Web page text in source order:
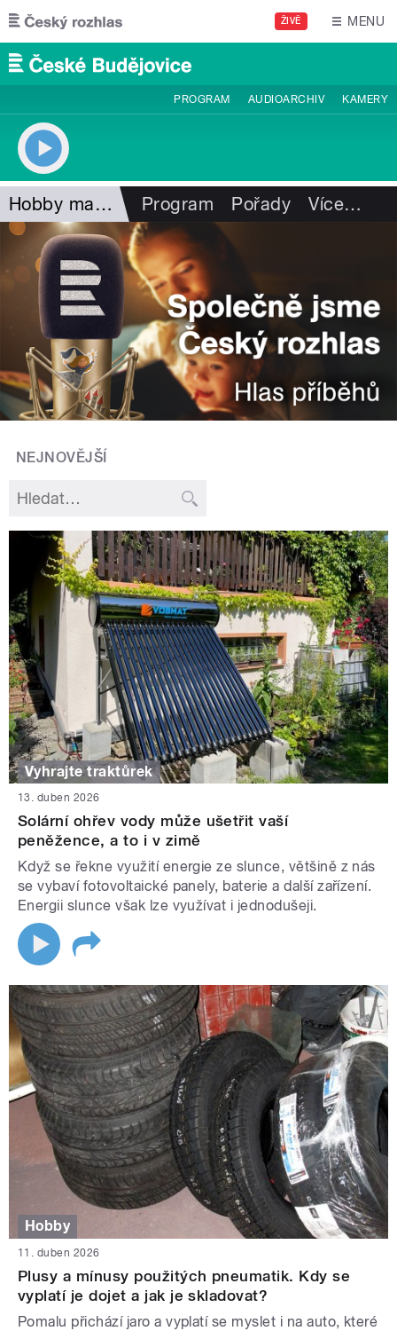
Přejít k hlavnímu obsahu
ŽIVĚ MENU
PROGRAM AUDIOARCHIV KAMERY
Hobby magazín Program Pořady Více…
NEJNOVĚJŠÍ
Vyhrajte traktůrek
13. duben 2026
Solární ohřev vody může ušetřit vaší
peněžence, a to i v zimě
Když se řekne využití energie ze slunce, většině z nás
se vybaví fotovoltaické panely, baterie a další zařízení.
Energii slunce však lze využívat i jednodušeji.
Hobby
11. duben 2026
Plusy a mínusy použitých pneumatik. Kdy se
vyplatí je dojet a jak je skladovat?
Pomalu přichází jaro a vyplatí se myslet i na auto, které